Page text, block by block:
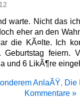
warte. Nicht das
eher an den
die KÃ¤lte. Ich
Geburtstag feiern.
und 6 LikÃ¶re
AnlaÃŸ, Die
Kommentare »